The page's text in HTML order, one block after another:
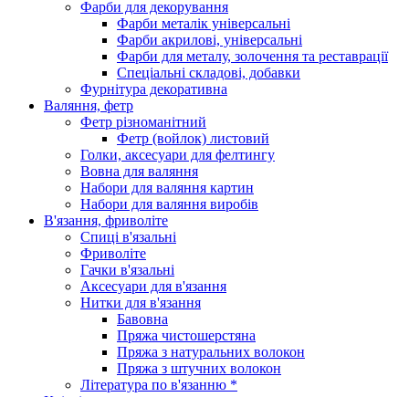
Фарби для декорування
Фарби металік універсальні
Фарби акрилові, універсальні
Фарби для металу, золочення та реставрації
Спеціальні складові, добавки
Фурнітура декоративна
Валяння, фетр
Фетр різноманітний
Фетр (войлок) листовий
Голки, аксесуари для фелтингу
Вовна для валяння
Набори для валяння картин
Набори для валяння виробів
В'язання, фриволіте
Спиці в'язальні
Фриволіте
Гачки в'язальні
Аксесуари для в'язання
Нитки для в'язання
Бавовна
Пряжа чистошерстяна
Пряжа з натуральних волокон
Пряжа з штучних волокон
Література по в'язанню *